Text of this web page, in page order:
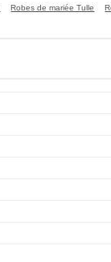
Robes de mariée Tulle